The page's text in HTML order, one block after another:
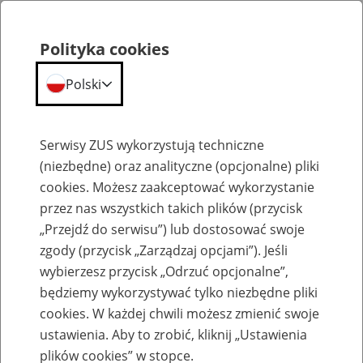
Emerytury
Baza zlikwidowanych lub
przekształconych zakładów pracy
Polityka cookies
Polski
Serwisy ZUS wykorzystują techniczne
(niezbędne) oraz analityczne (opcjonalne) pliki
cookies. Możesz zaakceptować wykorzystanie
przez nas wszystkich takich plików (przycisk
„Przejdź do serwisu”) lub dostosować swoje
zgody (przycisk „Zarządzaj opcjami”). Jeśli
wybierzesz przycisk „Odrzuć opcjonalne”,
będziemy wykorzystywać tylko niezbędne pliki
cookies. W każdej chwili możesz zmienić swoje
ustawienia. Aby to zrobić, kliknij „Ustawienia
plików cookies” w stopce.